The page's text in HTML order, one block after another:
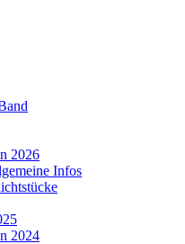
2026
Infos
2024